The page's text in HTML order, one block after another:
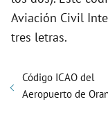
Aviación Civil
tres letras.
Código ICAO del
Aeropuerto de